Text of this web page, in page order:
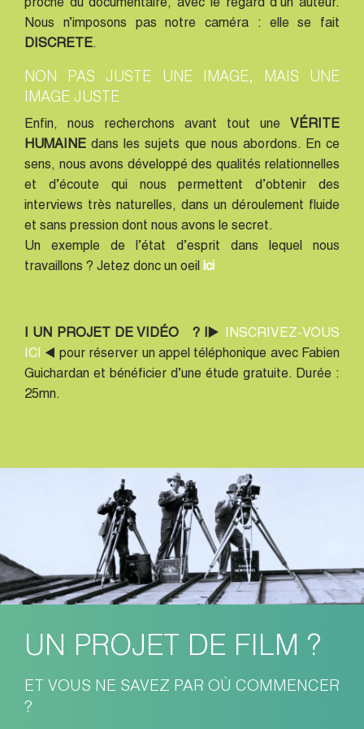
proche du documentaire, avec le regard d’un auteur.
Nous n’imposons pas notre caméra : elle se fait
DISCRETE.
NON PAS JUSTE UNE IMAGE, MAIS UNE
IMAGE JUSTE
Enfin, nous recherchons avant tout une VÉRITE
HUMAINE dans les sujets que nous abordons. En ce
sens, nous avons développé des qualités relationnelles
et d’écoute qui nous permettent d’obtenir des
interviews très naturelles, dans un déroulement fluide
et sans pression dont nous avons le secret.
Un exemple de l’état d’esprit dans lequel nous
travaillons ? Jetez donc un oeil ici
| UN PROJET DE VIDÉO ? |▶️ INSCRIVEZ-VOUS
ICI ◀️ pour réserver un appel téléphonique avec Fabien
Guichardan et bénéficier d’une étude gratuite. Durée :
25mn.
UN PROJET DE FILM ?
ET VOUS NE SAVEZ PAR OÙ COMMENCER
?